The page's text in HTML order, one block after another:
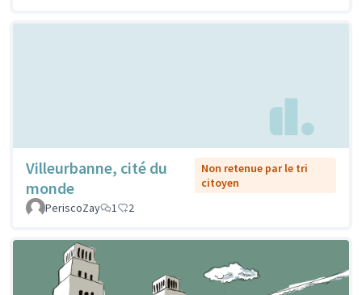
Villeurbanne, cité du
monde
Non retenue par le tri
citoyen
PeriscoZay
1 2